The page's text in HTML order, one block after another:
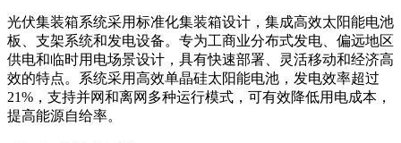
光伏集装箱系统采用标准化集装箱设计，集成高效太阳能电池
板、支架系统和发电设备。专为工商业分布式发电、偏远地区
供电和临时用电场景设计，具有快速部署、灵活移动和经济高
效的特点。系统采用高效单晶硅太阳能电池，发电效率超过
21%，支持并网和离网多种运行模式，可有效降低用电成本，
提高能源自给率。